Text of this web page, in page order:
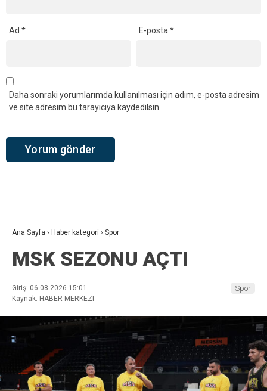
Ad * E-posta*
Daha sonraki yorumlarımda kullanılması için adım, e-posta adresim
ve site adresim bu tarayıcıya kaydedilsin.
Ana Sayfa › Haber kategori › Spor
MSK SEZONU AÇTI
Giriş: 06-08-2026 15:01
Kaynak: HABER MERKEZI
Spor